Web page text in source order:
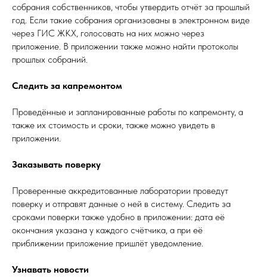
собрания собственников, чтобы утвердить отчёт за прошлый
год. Если такие собрания организованы в электронном виде
через ГИС ЖКХ, голосовать на них можно через
приложение. В приложении также можно найти протоколы
прошлых собраний.
Следить за капремонтом
Проведённые и запланированные работы по капремонту, а
также их стоимость и сроки, также можно увидеть в
приложении.
Заказывать поверку
Проверенные аккредитованные лаборатории проведут
поверку и отправят данные о ней в систему. Следить за
сроками поверки также удобно в приложении: дата её
окончания указана у каждого счётчика, а при её
приближении приложение пришлёт уведомление.
Узнавать новости